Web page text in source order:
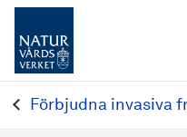
Förbjudna invasiva